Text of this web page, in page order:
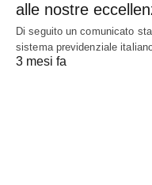
alle nostre
Di seguito un comunicato
sistema previdenziale
3 mesi fa